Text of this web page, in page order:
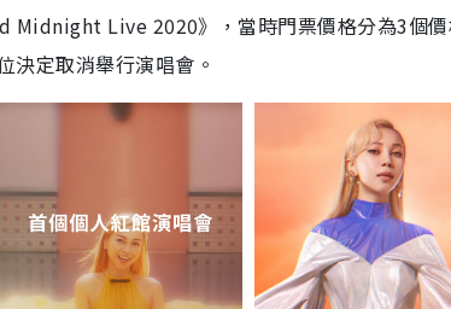
Midnight Live 2020》，當時門票價格分為3個
決定取消舉行演唱會。